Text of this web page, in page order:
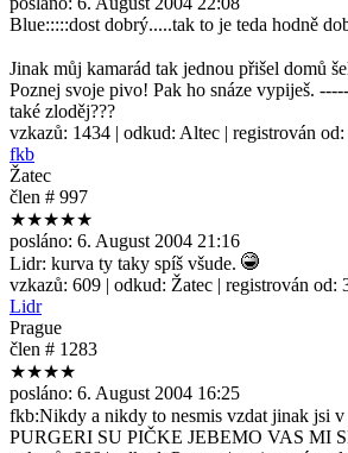
Blue:::::dost dobrý.....tak to je teda hodně
Jinak můj kamarád tak jednou přišel domů
Poznej svoje pivo! Pak ho snáze vypiješ.
také zloděj???
vzkazů: 1434 | odkud: Altec | registrován od:
fkb
Žatec
člen # 997
★★★★★
posláno: 6. August 2004 21:16
Lidr: kurva ty taky spíš všude.
vzkazů: 609 | odkud: Žatec | registrován od:
Lidr
Prague
člen # 1283
★★★★
posláno: 6. August 2004 16:25
fkb:Nikdy a nikdy to nesmis vzdat jinak jsi v
PURGERI SU PIČKE JEBEMO VAS MI